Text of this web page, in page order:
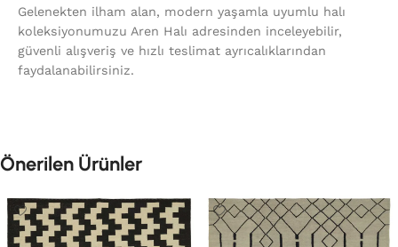
Gelenekten ilham alan, modern yaşamla uyumlu halı
koleksiyonumuzu Aren Halı adresinden inceleyebilir,
güvenli alışveriş ve hızlı teslimat ayrıcalıklarından
faydalanabilirsiniz.
Önerilen Ürünler